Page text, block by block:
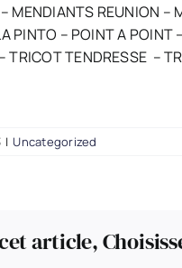
MENDIANTS REUNION –
PINTO – POINT A POINT
TRICOT TENDRESSE –
| Uncategorized
article,